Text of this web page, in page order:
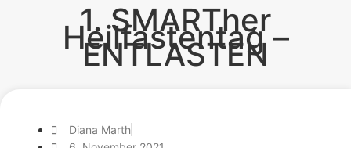
1. SMARTher
Heilfastentag –
ENTLASTEN
Diana Marth